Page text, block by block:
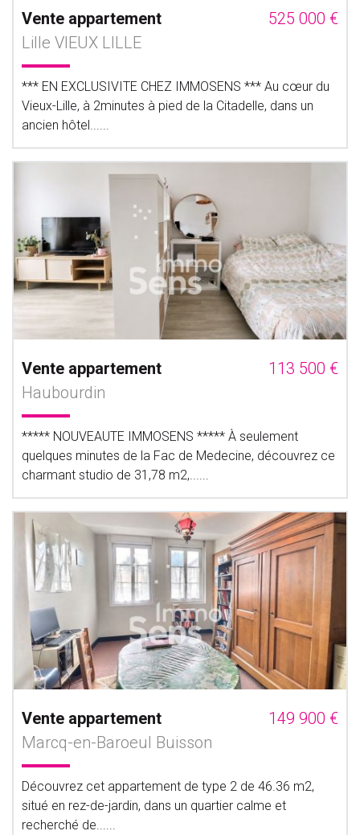
Vente appartement
525 000 €
Lille VIEUX LILLE
*** EN EXCLUSIVITE CHEZ IMMOSENS *** Au cœur du
Vieux-Lille, à 2minutes à pied de la Citadelle, dans un
ancien hôtel......
Vente appartement
113 500 €
Haubourdin
***** NOUVEAUTE IMMOSENS ***** À seulement
quelques minutes de la Fac de Medecine, découvrez ce
charmant studio de 31,78 m2,......
Vente appartement
149 900 €
Marcq-en-Baroeul Buisson
Découvrez cet appartement de type 2 de 46.36 m2,
situé en rez-de-jardin, dans un quartier calme et
recherché de......